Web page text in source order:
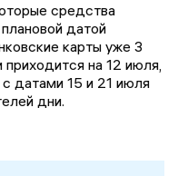
средства
датой
карты уже 3
на 12 июля,
датами 15 и 21 июля
дни.